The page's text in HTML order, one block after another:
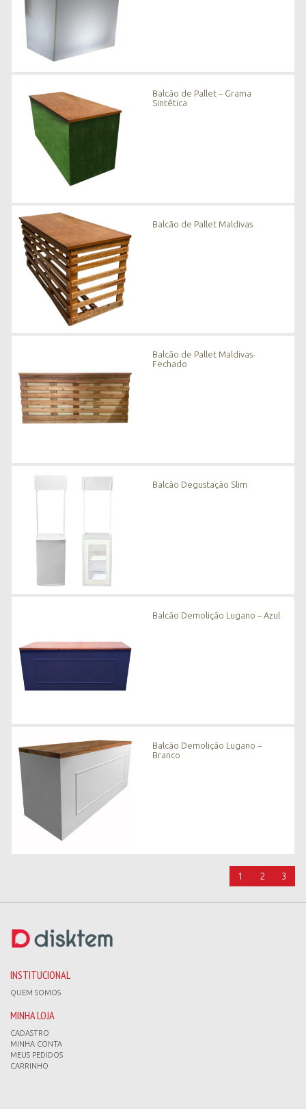
Balcão de Pallet – Grama
Sintética
Balcão de Pallet Maldivas
Balcão de Pallet Maldivas-
Fechado
Balcão Degustação Slim
Balcão Demolição Lugano – Azul
Balcão Demolição Lugano –
Branco
1 2 3
INSTITUCIONAL
QUEM SOMOS
MINHA LOJA
CADASTRO
MINHA CONTA
MEUS PEDIDOS
CARRINHO